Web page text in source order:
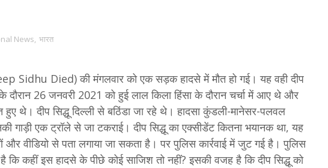
News, भारत
Sidhu Died) की मंगलवार को एक सड़क हादसे में मौत हो गई। यह वही दीप
दौरान 26 जनवरी 2021 को हुई लाल किला हिंसा के दौरान चर्चा में आए थे और
हुए थे। दीप सिद्धू दिल्ली से बठिंडा जा रहे थे। हादसा कुंडली-मानेसर-पलवल
एक ट्रॉले से जा टकराई। दीप सिद्धू का एक्सीडेंट कितना भयानक था, यह
और वीडियो से पता लगाया जा सकता है। पर पुलिस कार्रवाई में जुट गई है। पुलिस
कहीं इस हादसे के पीछे कोई साजिश तो नहीं? इसकी वजह है कि दीप सिद्धू को